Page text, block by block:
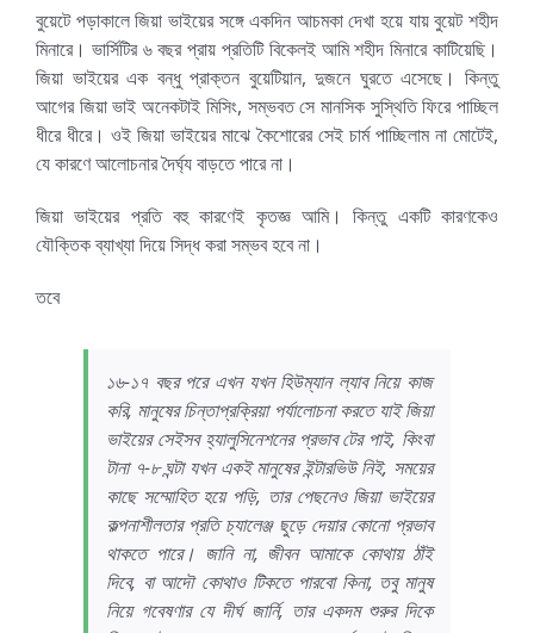
বুয়েটে পড়াকালে জিয়া ভাইয়ের সঙ্গে একদিন আচমকা দেখা হয়ে যায় বুয়েট শহীদ
মিনারে। ভার্সিটির ৬ বছর প্রায় প্রতিটি বিকেলই আমি শহীদ মিনারে কাটিয়েছি।
জিয়া ভাইয়ের এক বন্ধু প্রাক্তন বুয়েটিয়ান, দুজনে ঘুরতে এসেছে। কিন্তু
আগের জিয়া ভাই অনেকটাই মিসিং, সম্ভবত সে মানসিক সুস্থিতি ফিরে পাচ্ছিল
ধীরে ধীরে। ওই জিয়া ভাইয়ের মাঝে কৈশোরের সেই চার্ম পাচ্ছিলাম না মোটেই,
যে কারণে আলোচনার দৈর্ঘ্য বাড়তে পারে না।
জিয়া ভাইয়ের প্রতি বহু কারণেই কৃতজ্ঞ আমি। কিন্তু একটি কারণকেও
যৌক্তিক ব্যাখ্যা দিয়ে সিদ্ধ করা সম্ভব হবে না।
তবে
১৬-১৭ বছর পরে এখন যখন হিউম্যান ল্যাব নিয়ে কাজ
করি, মানুষের চিন্তাপ্রক্রিয়া পর্যালোচনা করতে যাই জিয়া
ভাইয়ের সেইসব হ্যালুসিনেশনের প্রভাব টের পাই, কিংবা
টানা ৭-৮ ঘন্টা যখন একই মানুষের ইন্টারভিউ নিই, সময়ের
কাছে সম্মোহিত হয়ে পড়ি, তার পেছনেও জিয়া ভাইয়ের
কল্পনাশীলতার প্রতি চ্যালেঞ্জ ছুড়ে দেয়ার কোনো প্রভাব
থাকতে পারে। জানি না, জীবন আমাকে কোথায় ঠাঁই
দিবে, বা আদৌ কোথাও টিকতে পারবো কিনা, তবু মানুষ
নিয়ে গবেষণার যে দীর্ঘ জার্নি, তার একদম শুরুর দিকে